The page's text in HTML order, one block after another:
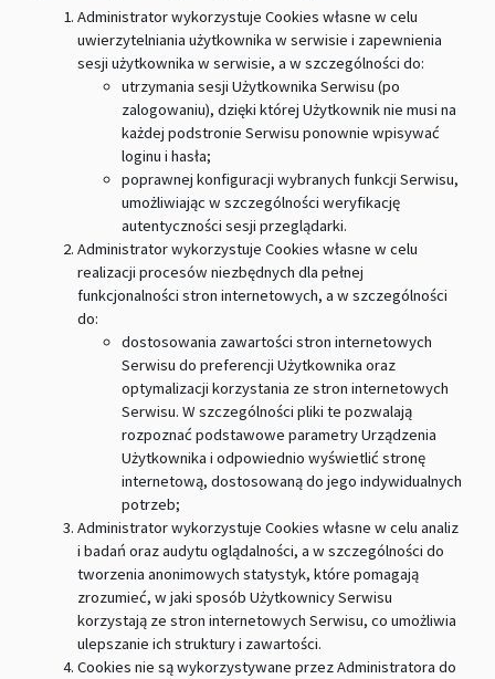
Administrator wykorzystuje Cookies własne w celu
uwierzytelniania użytkownika w serwisie i zapewnienia
sesji użytkownika w serwisie, a w szczególności do:
utrzymania sesji Użytkownika Serwisu (po
zalogowaniu), dzięki której Użytkownik nie musi na
każdej podstronie Serwisu ponownie wpisywać
loginu i hasła;
poprawnej konfiguracji wybranych funkcji Serwisu,
umożliwiając w szczególności weryfikację
autentyczności sesji przeglądarki.
Administrator wykorzystuje Cookies własne w celu
realizacji procesów niezbędnych dla pełnej
funkcjonalności stron internetowych, a w szczególności
do:
dostosowania zawartości stron internetowych
Serwisu do preferencji Użytkownika oraz
optymalizacji korzystania ze stron internetowych
Serwisu. W szczególności pliki te pozwalają
rozpoznać podstawowe parametry Urządzenia
Użytkownika i odpowiednio wyświetlić stronę
internetową, dostosowaną do jego indywidualnych
potrzeb;
Administrator wykorzystuje Cookies własne w celu analiz
i badań oraz audytu oglądalności, a w szczególności do
tworzenia anonimowych statystyk, które pomagają
zrozumieć, w jaki sposób Użytkownicy Serwisu
korzystają ze stron internetowych Serwisu, co umożliwia
ulepszanie ich struktury i zawartości.
Cookies nie są wykorzystywane przez Administratora do